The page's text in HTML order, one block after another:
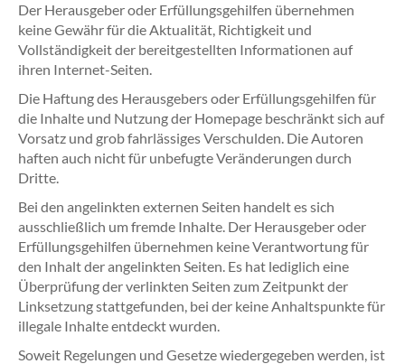
Der Herausgeber oder Erfüllungsgehilfen übernehmen
keine Gewähr für die Aktualität, Richtigkeit und
Vollständigkeit der bereitgestellten Informationen auf
ihren Internet-Seiten.
Die Haftung des Herausgebers oder Erfüllungsgehilfen für
die Inhalte und Nutzung der Homepage beschränkt sich auf
Vorsatz und grob fahrlässiges Verschulden. Die Autoren
haften auch nicht für unbefugte Veränderungen durch
Dritte.
Bei den angelinkten externen Seiten handelt es sich
ausschließlich um fremde Inhalte. Der Herausgeber oder
Erfüllungsgehilfen übernehmen keine Verantwortung für
den Inhalt der angelinkten Seiten. Es hat lediglich eine
Überprüfung der verlinkten Seiten zum Zeitpunkt der
Linksetzung stattgefunden, bei der keine Anhaltspunkte für
illegale Inhalte entdeckt wurden.
Soweit Regelungen und Gesetze wiedergegeben werden, ist